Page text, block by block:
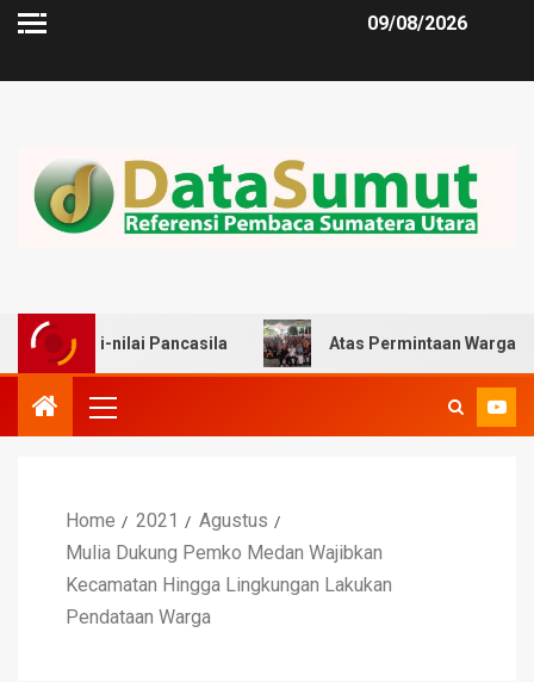
09/08/2026
Pancasila Atas Permintaan Warga, Zulkarnaen
Home 2021
Agustus
Mulia Dukung Pemko Medan Wajibkan
Kecamatan Hingga Lingkungan Lakukan
Pendataan Warga